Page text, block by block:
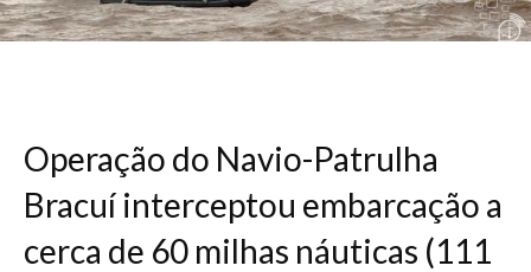
Operação do Navio-Patrulha
Bracuí interceptou embarcação a
cerca de 60 milhas náuticas (111